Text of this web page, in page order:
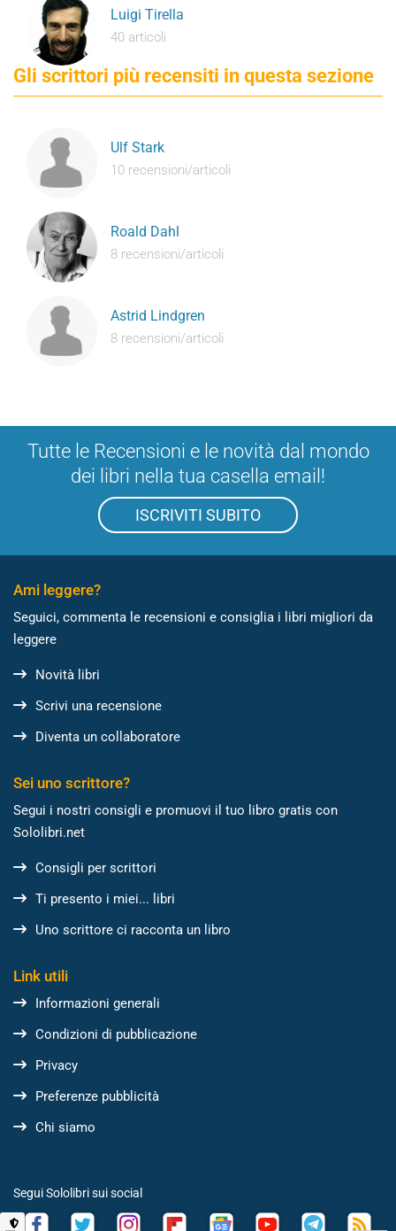
Luigi Tirella
40 articoli
Gli scrittori più recensiti in questa sezione
Ulf Stark
10 recensioni/articoli
Roald Dahl
8 recensioni/articoli
Astrid Lindgren
8 recensioni/articoli
Tutte le Recensioni e le novità dal mondo
dei libri nella tua casella email!
ISCRIVITI SUBITO
Ami leggere?
Seguici, commenta le recensioni e consiglia i libri migliori da
leggere
Novità libri
Scrivi una recensione
Diventa un collaboratore
Sei uno scrittore?
Segui i nostri consigli e promuovi il tuo libro gratis con
Sololibri.net
Consigli per scrittori
Ti presento i miei... libri
Uno scrittore ci racconta un libro
Link utili
Informazioni generali
Condizioni di pubblicazione
Privacy
Preferenze pubblicità
Chi siamo
Segui Sololibri sui social